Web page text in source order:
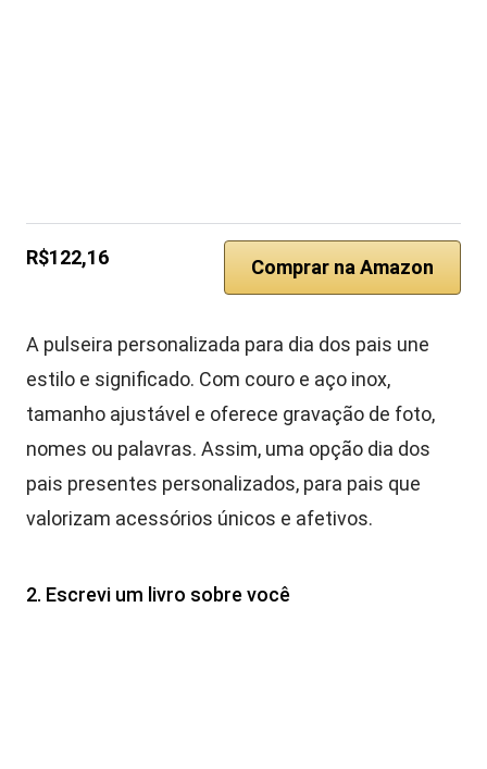
R$122,16 Comprar na Amazon
A pulseira personalizada para dia dos pais une
estilo e significado. Com couro e aço inox,
tamanho ajustável e oferece gravação de foto,
nomes ou palavras. Assim, uma opção dia dos
pais presentes personalizados, para pais que
valorizam acessórios únicos e afetivos.
2. Escrevi um livro sobre você